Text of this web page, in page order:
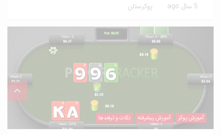
5 سال ago پوکرستان
آموزش پوکر آموزش پیشرفته نکات و ترفندها